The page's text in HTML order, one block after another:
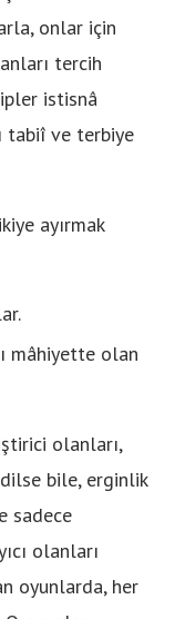
onlar için
tercih
istisnâ
tabiî ve terbiye
ayırmak
mâhiyette olan
olanları,
bile, erginlik
sadece
olanları
oyunlarda, her